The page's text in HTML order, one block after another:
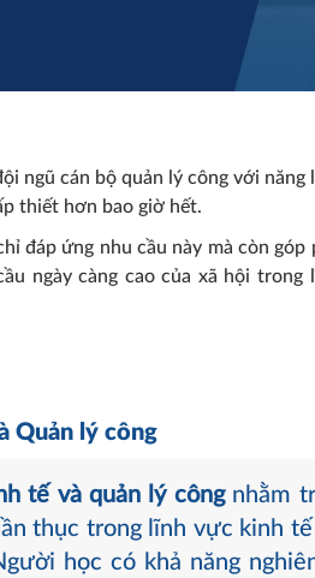
ngũ cán bộ quản lý công với năng
thiết hơn bao giờ hết.
đáp ứng nhu cầu này mà còn góp
ngày càng cao của xã hội
Quản lý công
tế và quản lý côngnhằm
thục trong lĩnh vực kinh
học có khả năng